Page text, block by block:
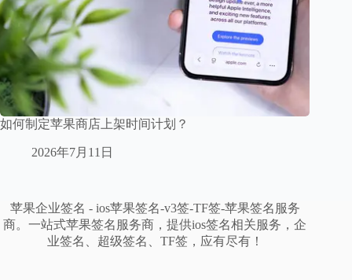
如何制定苹果商店上架时间计划？
2026年7月11日
苹果企业签名 - ios苹果签名-v3签-TF签-苹果签名服务
商。一站式苹果签名服务商，提供ios签名相关服务，企
业签名、超级签名、TF签，应有尽有！